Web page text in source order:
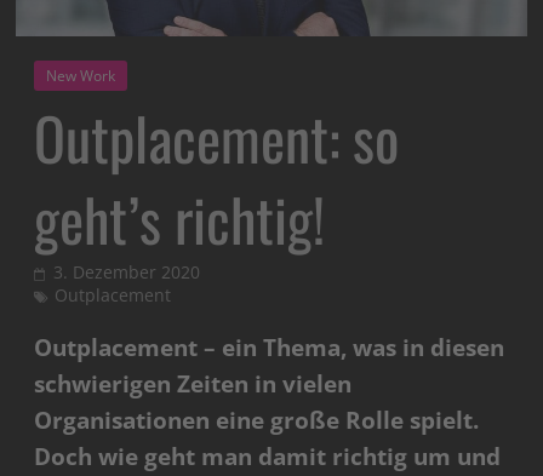
New Work
Outplacement: so
geht’s richtig!
3. Dezember 2020
Outplacement
Outplacement – ein Thema, was in diesen
schwierigen Zeiten in vielen
Organisationen eine große Rolle spielt.
Doch wie geht man damit richtig um und